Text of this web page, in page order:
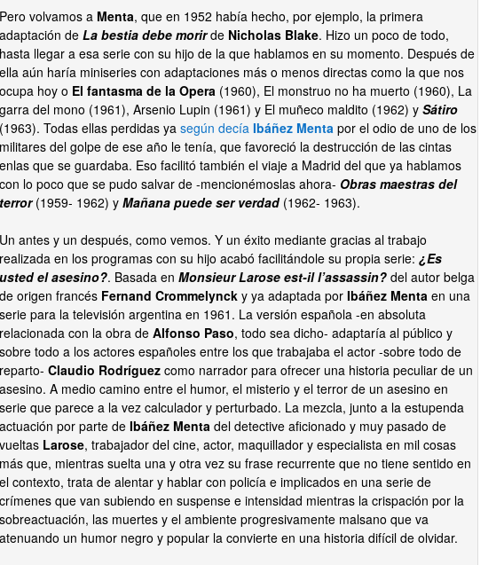
Pero volvamos a Menta, que en 1952 había hecho, por ejemplo, la primera
adaptación de La bestia debe morirde Nicholas Blake. Hizo un poco de todo,
hasta llegar a esa serie con su hijo de la que hablamos en su momento. Después de
ella aún haría miniseries con adaptaciones más o menos directas como la que nos
ocupa hoy o El fantasma de la Opera (1960), El monstruo no ha muerto (1960), La
garra del mono (1961), Arsenio Lupin (1961) y El muñeco maldito (1962) y Sátiro
(1963). Todas ellas perdidas ya según decía Ibáñez Menta por el odio de uno de los
militares del golpe de ese año le tenía, que favoreció la destrucción de las cintas
enlas que se guardaba. Eso facilitó también el viaje a Madrid del que ya hablamos
con lo poco que se pudo salvar de -mencionémoslas ahora- Obras maestras del
terror(1959- 1962) y Mañana puede ser verdad (1962- 1963).
Un antes y un después, como vemos. Y un éxito mediante gracias al trabajo
realizada en los programas con su hijo acabó facilitándole su propia serie: ¿Es
usted el asesino?. Basada en Monsieur Larose est-il l’assassin? del autor belga
de origen francés Fernand Crommelynck y ya adaptada por Ibáñez Menta en una
serie para la televisión argentina en 1961. La versión española -en absoluta
relacionada con la obra de Alfonso Paso, todo sea dicho- adaptaría al público y
sobre todo a los actores españoles entre los que trabajaba el actor -sobre todo de
reparto- Claudio Rodríguez como narrador para ofrecer una historia peculiar de un
asesino. A medio camino entre el humor, el misterio y el terror de un asesino en
serie que parece a la vez calculador y perturbado. La mezcla, junto a la estupenda
actuación por parte de Ibáñez Menta del detective aficionado y muy pasado de
vueltas Larose, trabajador del cine, actor, maquillador y especialista en mil cosas
más que, mientras suelta una y otra vez su frase recurrente que no tiene sentido en
el contexto, trata de alentar y hablar con policía e implicados en una serie de
crímenes que van subiendo en suspense e intensidad mientras la crispación por la
sobreactuación, las muertes y el ambiente progresivamente malsano que va
atenuando un humor negro y popular la convierte en una historia difícil de olvidar.